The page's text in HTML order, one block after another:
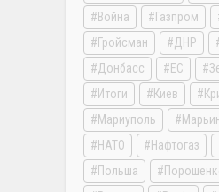
Война
Газпром
Гройсман
ДНР
Донбасс
ЕС
Итоги
Киев
Мариуполь
НАТО
Нафтогаз
Польша